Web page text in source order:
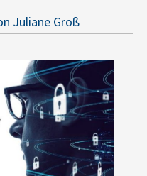
Juliane Groß